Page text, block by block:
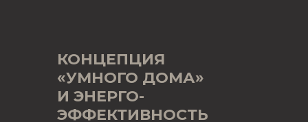
КОНЦЕПЦИЯ
«УМНОГО ДОМА»
И ЭНЕРГО-
ЭФФЕКТИВНОСТЬ